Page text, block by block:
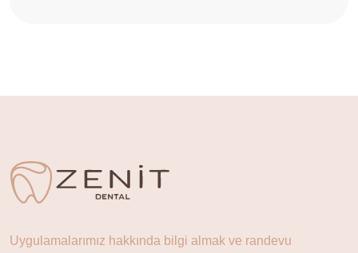
Uygulamalarımız hakkında bilgi almak ve randevu